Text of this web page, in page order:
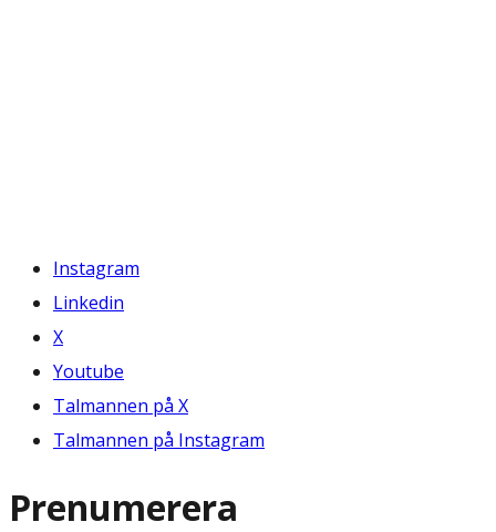
Instagram
Linkedin
X
Youtube
Talmannen på X
Talmannen på Instagram
Prenumerera